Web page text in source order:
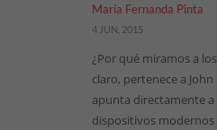
María Fernanda Pinta
4 JUN, 2015
¿Por qué miramos a
claro, pertenece a
apunta directamente a
dispositivos